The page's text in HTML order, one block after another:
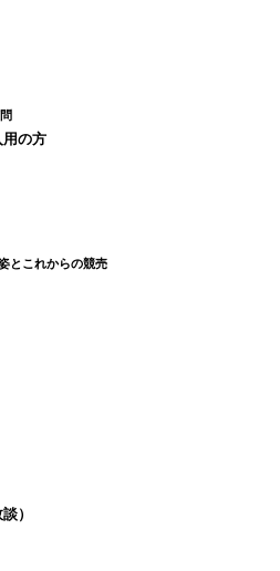
用の方
とこれからの競売
）